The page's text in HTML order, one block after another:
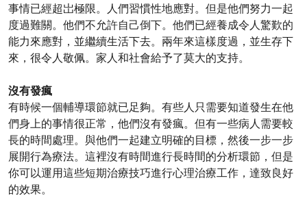
事情已經超岀極限。人們習慣性地應對。但是他們努力一起
度過難關。他們不允許自己倒下。他們已經養成令人驚歎的
能力來應對，並繼續生活下去。兩年來這樣度過，並生存下
來，很令人敬佩。家人和社會給予了莫大的支持。
沒有發瘋
有時候一個輔導環節就已足夠。有些人只需要知道發生在他
們身上的事情很正常，他們沒有發瘋。但有一些病人需要較
長的時間處理。與他們一起建立明確的目標，然後一步一步
展開行為療法。這裡沒有時間進行長時間的分析環節，但是
你可以運用這些短期治療技巧進行心理治療工作，達致良好
的效果。